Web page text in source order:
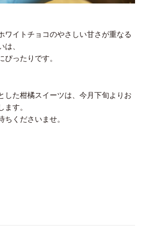
ワイトチョコのやさしい甘さが重なる
は、
ぴったりです。
した柑橘スイーツは、今月下旬よりお
ます。
ちくださいませ。